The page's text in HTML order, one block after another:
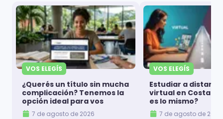
VOS ELEGÍS
¿Querés un título sin mucha
complicación? Tenemos la
opción ideal para vos
7 de agosto de 2026
VOS ELEGÍS
Estudiar a
virtual en Costa
es lo mismo?
7 de agosto de 2026